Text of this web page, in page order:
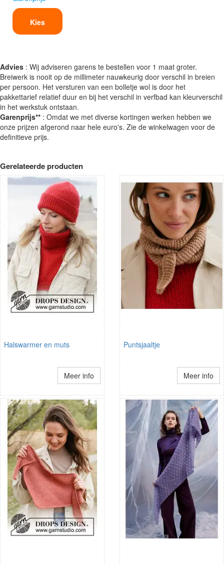
Kies
Advies : Wij adviseren garens te bestellen voor 1 maat groter.
Breiwerk is nooit op de millimeter nauwkeurig door verschil in breien
per persoon. Het versturen van een bolletje wol is door het
pakkettarief relatief duur en bij het verschil in verfbad kan kleurverschil
in het werkstuk ontstaan.
Garenprijs** : Omdat we met diverse kortingen werken hebben we
onze prijzen afgerond naar hele euro's. Zie de winkelwagen voor de
definitieve prijs.
Gerelateerde producten
Halswarmer en muts
Meer info
Puntsjaaltje
Meer info